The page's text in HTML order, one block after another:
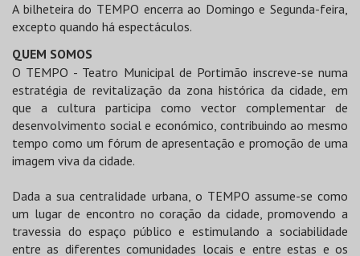
A bilheteira do TEMPO encerra ao Domingo e Segunda-feira,
excepto quando há espectáculos.
QUEM SOMOS
O TEMPO - Teatro Municipal de Portimão inscreve-se numa
estratégia de revitalização da zona histórica da cidade, em
que a cultura participa como vector complementar de
desenvolvimento social e económico, contribuindo ao mesmo
tempo como um fórum de apresentação e promoção de uma
imagem viva da cidade.
Dada a sua centralidade urbana, o TEMPO assume-se como
um lugar de encontro no coração da cidade, promovendo a
travessia do espaço público e estimulando a sociabilidade
entre as diferentes comunidades locais e entre estas e os